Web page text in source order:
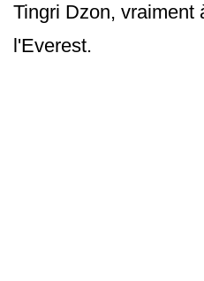
Tingri Dzon, vraiment
l'Everest.